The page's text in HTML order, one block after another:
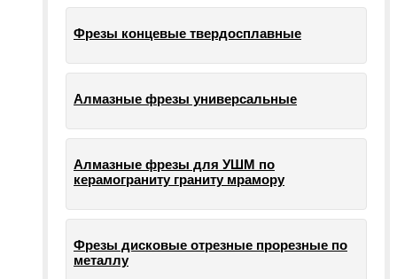
Фрезы концевые твердосплавные
Алмазные фрезы универсальные
Алмазные фрезы для УШМ по
керамограниту граниту мрамору
Фрезы дисковые отрезные прорезные по
металлу